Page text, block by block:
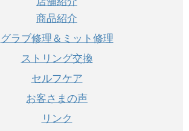
商品紹介
グラブ修理＆ミット修理
ストリング交換
セルフケア
お客さまの声
リンク